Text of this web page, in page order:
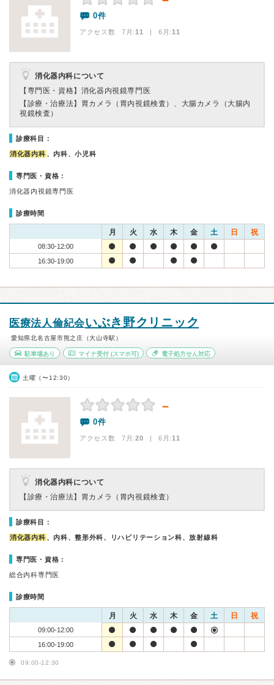
0件
アクセス数 7月:11 | 6月:11
消化器内科について
【専門医・資格】 消化器内視鏡専門医
【診療・治療法】 胃カメラ（胃内視鏡検査）、大腸カメラ（大腸内
視鏡検査）
診療科目：
消化器内科 、内科、小児科
専門医・資格：
消化器内視鏡専門医
診療時間
月 火 水 木 金 土 日 祝
08:30-12:00
16:30-19:00
医療法人倫紀会いぶき野クリニック
愛知県北名古屋市熊之庄（大山寺駅）
駐車場あり マイナ受付(スマホ可) 電子処方せん対応
土曜（〜12:30）
－
0件
アクセス数 7月:20 | 6月:11
消化器内科について
【診療・治療法】 胃カメラ（胃内視鏡検査）
診療科目：
消化器内科 、内科、整形外科、リハビリテーション科、放射線科
専門医・資格：
総合内科専門医
診療時間
月 火 水 木 金 土 日 祝
09:00-12:00
16:00-19:00
09:00-12:30